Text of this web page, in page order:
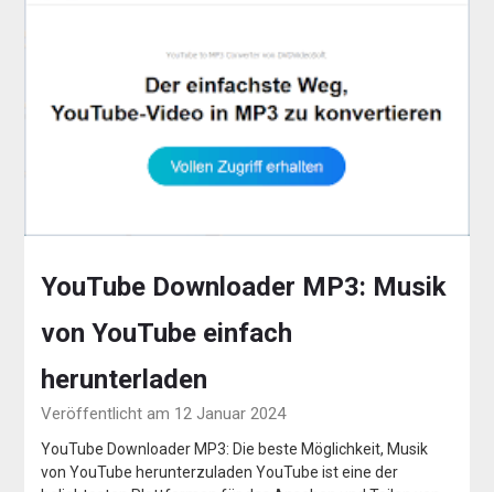
YouTube Downloader MP3: Musik
von YouTube einfach
herunterladen
Veröffentlicht am 12 Januar 2024
YouTube Downloader MP3: Die beste Möglichkeit, Musik
von YouTube herunterzuladen YouTube ist eine der